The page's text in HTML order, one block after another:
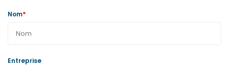
Nom*
Entreprise